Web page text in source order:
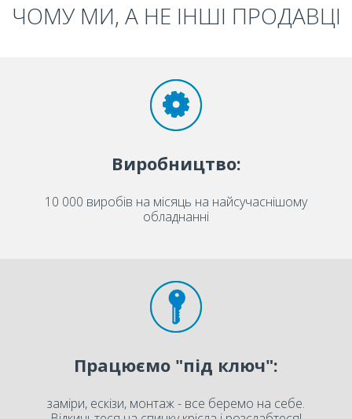
ЧОМУ МИ, А НЕ ІНШІ ПРОДАВЦІ
Виробництво:
10 000 виробів на місяць на найсучаснішому
обладнанні
Працюємо "під ключ":
заміри, ескізи, монтаж - все беремо на себе.